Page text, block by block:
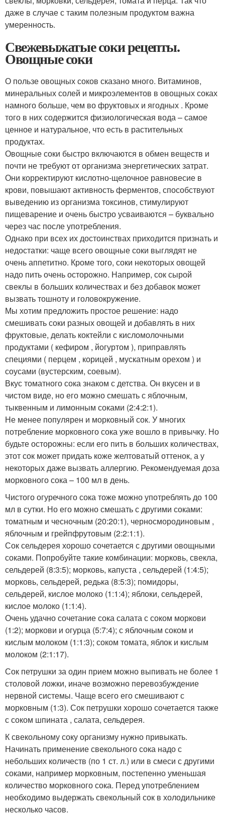
даже в случае с таким полезным продуктом важна
умеренность.
Свежевыжатые соки рецепты.
Овощные соки
О пользе овощных соков сказано много. Витаминов,
минеральных солей и микроэлементов в овощных соках
намного больше, чем во фруктовых и ягодных . Кроме
того в них содержится физиологическая вода – самое
ценное и натуральное, что есть в растительных
продуктах.
Овощные соки быстро включаются в обмен веществ и
почти не требуют от организма энергетических затрат.
Они корректируют кислотно-щелочное равновесие в
крови, повышают активность ферментов, способствуют
выведению из организма токсинов, стимулируют
пищеварение и очень быстро усваиваются – буквально
через час после употребления.
Однако при всех их достоинствах приходится признать и
недостатки: чаще всего овощные соки выглядят не
очень аппетитно. Кроме того, соки некоторых овощей
надо пить очень осторожно. Например, сок сырой
свеклы в больших количествах и без добавок может
вызвать тошноту и головокружение.
Мы хотим предложить простое решение: надо
смешивать соки разных овощей и добавлять в них
фруктовые, делать коктейли с кисломолочными
продуктами ( кефиром , йогуртом ), приправлять
специями ( перцем , корицей , мускатным орехом ) и
соусами (вустерским, соевым).
Вкус томатного сока знаком с детства. Он вкусен и в
чистом виде, но его можно смешать с яблочным,
тыквенным и лимонным соками (2:4:2:1).
Не менее популярен и морковный сок. У многих
потребление морковного сока уже вошло в привычку. Но
будьте осторожны: если его пить в больших количествах,
этот сок может придать коже желтоватый оттенок, а у
некоторых даже вызвать аллергию. Рекомендуемая доза
морковного сока – 100 мл в день.
Чистого огуречного сока тоже можно употреблять до 100
мл в сутки. Но его можно смешать с другими соками:
томатным и чесночным (20:20:1), черносмородиновым ,
яблочным и грейпфрутовым (2:2:1:1).
Сок сельдерея хорошо сочетается с другими овощными
соками. Попробуйте такие комбинации: морковь, свекла,
сельдерей (8:3:5); морковь, капуста , сельдерей (1:4:5);
морковь, сельдерей, редька (8:5:3); помидоры,
сельдерей, кислое молоко (1:1:4); яблоки, сельдерей,
кислое молоко (1:1:4).
Очень удачно сочетание сока салата с соком моркови
(1:2); моркови и огурца (5:7:4); с яблочным соком и
кислым молоком (1:1:3); соком томата, яблок и кислым
молоком (2:1:17).
Сок петрушки за один прием можно выпивать не более 1
столовой ложки, иначе возможно перевозбуждение
нервной системы. Чаще всего его смешивают с
морковным (1:3). Сок петрушки хорошо сочетается также
с соком шпината , салата, сельдерея.
К свекольному соку организму нужно привыкать.
Начинать применение свекольного сока надо с
небольших количеств (по 1 ст. л.) или в смеси с другими
соками, например морковным, постепенно уменьшая
количество морковного сока. Перед употреблением
необходимо выдержать свекольный сок в холодильнике
несколько часов.